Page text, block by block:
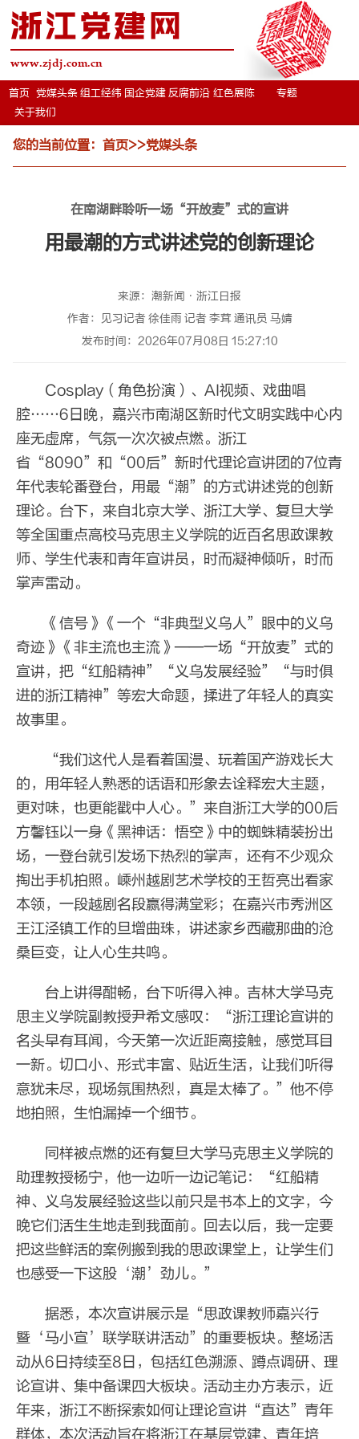
浙江党建网
www.zjdj.com.cn
首页 党媒头条 组工经纬 国企党建 反腐前沿 红色展陈
专题
关于我们
您的当前位置： 首页>>党媒头条
在南湖畔聆听一场“开放麦”式的宣讲
用最潮的方式讲述党的创新理论
来源：潮新闻·浙江日报
作者：见习记者 徐佳雨 记者 李茸 通讯员 马婧
发布时间：2026年07月08日 15:27:10
Cosplay（角色扮演）、AI视频、戏曲唱
腔……6日晚，嘉兴市南湖区新时代文明实践中心内
座无虚席，气氛一次次被点燃。浙江
省“8090”和“00后”新时代理论宣讲团的7位青
年代表轮番登台，用最“潮”的方式讲述党的创新
理论。台下，来自北京大学、浙江大学、复旦大学
等全国重点高校马克思主义学院的近百名思政课教
师、学生代表和青年宣讲员，时而凝神倾听，时而
掌声雷动。
《信号》《一个“非典型义乌人”眼中的义乌
奇迹》《非主流也主流》——一场“开放麦”式的
宣讲，把“红船精神”“义乌发展经验”“与时俱
进的浙江精神”等宏大命题，揉进了年轻人的真实
故事里。
“我们这代人是看着国漫、玩着国产游戏长大
的，用年轻人熟悉的话语和形象去诠释宏大主题，
更对味，也更能戳中人心。”来自浙江大学的00后
方馨钰以一身《黑神话：悟空》中的蜘蛛精装扮出
场，一登台就引发场下热烈的掌声，还有不少观众
掏出手机拍照。嵊州越剧艺术学校的王哲亮出看家
本领，一段越剧名段赢得满堂彩；在嘉兴市秀洲区
王江泾镇工作的旦增曲珠，讲述家乡西藏那曲的沧
桑巨变，让人心生共鸣。
台上讲得酣畅，台下听得入神。吉林大学马克
思主义学院副教授尹希文感叹：“浙江理论宣讲的
名头早有耳闻，今天第一次近距离接触，感觉耳目
一新。切口小、形式丰富、贴近生活，让我们听得
意犹未尽，现场氛围热烈，真是太棒了。”他不停
地拍照，生怕漏掉一个细节。
同样被点燃的还有复旦大学马克思主义学院的
助理教授杨宁，他一边听一边记笔记：“红船精
神、义乌发展经验这些以前只是书本上的文字，今
晚它们活生生地走到我面前。回去以后，我一定要
把这些鲜活的案例搬到我的思政课堂上，让学生们
也感受一下这股‘潮’劲儿。”
据悉，本次宣讲展示是“思政课教师嘉兴行
暨‘马小宣’联学联讲活动”的重要板块。整场活
动从6日持续至8日，包括红色溯源、蹲点调研、理
论宣讲、集中备课四大板块。活动主办方表示，近
年来，浙江不断探索如何让理论宣讲“直达”青年
群体，本次活动旨在将浙江在基层党建、青年培